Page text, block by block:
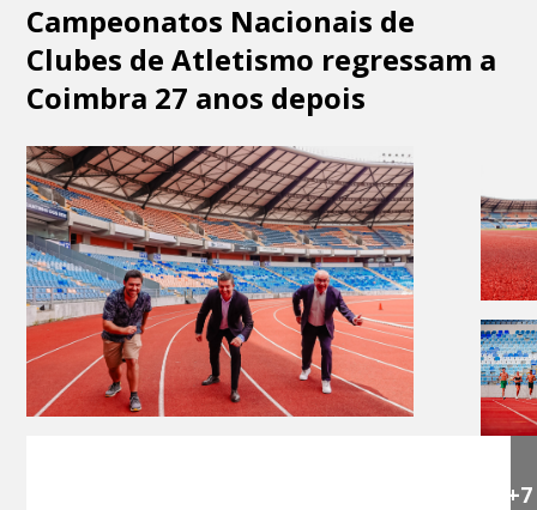
Campeonatos Nacionais de
Clubes de Atletismo regressam a
Coimbra 27 anos depois
+7